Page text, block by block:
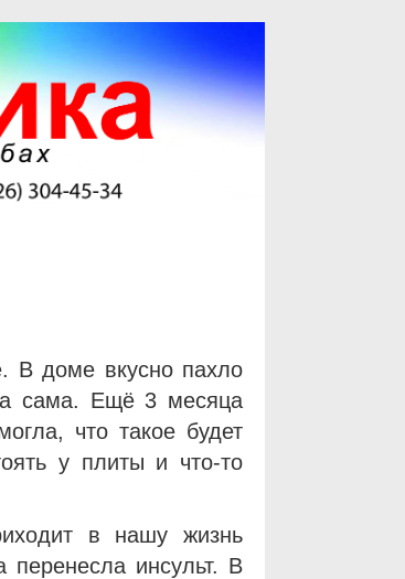
В доме вкусно пахло
сама. Ещё 3 месяца
что такое будет
у плиты и что-то
в нашу жизнь
инсульт. В